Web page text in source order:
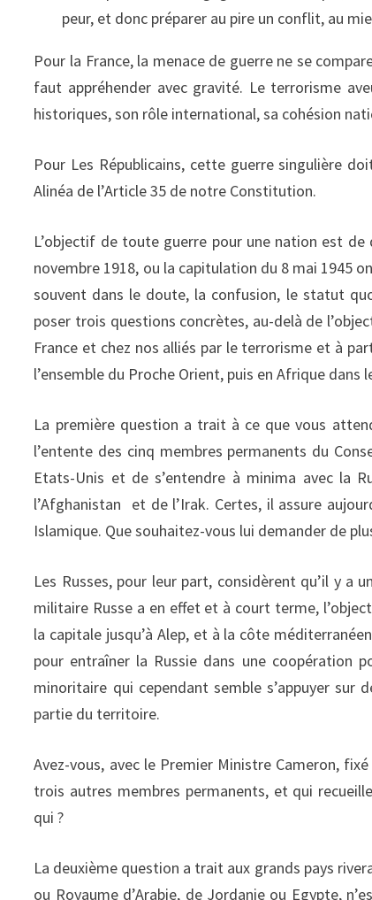
peur, et donc préparer au pire un conflit, au
Pour la France, la menace de guerre ne se
faut appréhender avec gravité. Le terrorisme
historiques, son rôle international, sa cohésion
Pour Les Républicains, cette guerre singulière
Alinéa de l’Article 35 de notre Constitution.
L’objectif de toute guerre pour une nation est de
novembre 1918, ou la capitulation du 8 mai 1945
souvent dans le doute, la confusion, le statut
poser trois questions concrètes, au-delà de
France et chez nos alliés par le terrorisme et à
l’ensemble du Proche Orient, puis en Afrique
La première question a trait à ce que vous
l’entente des cinq membres permanents du
Etats-Unis et de s’entendre à minima avec la
l’Afghanistan et de l’Irak. Certes, il assure
Islamique. Que souhaitez-vous lui demander de
Les Russes, pour leur part, considèrent qu’il y a
militaire Russe a en effet et à court terme,
la capitale jusqu’à Alep, et à la côte
pour entraîner la Russie dans une coopération
minoritaire qui cependant semble s’appuyer
partie du territoire.
Avez-vous, avec le Premier Ministre Cameron,
trois autres membres permanents, et qui
qui ?
La deuxième question a trait aux grands pays
ou Royaume d’Arabie, de Jordanie ou Egypte,